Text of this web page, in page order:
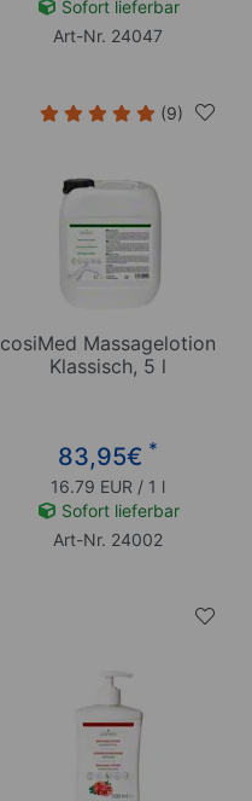
Sofort lieferbar
Art-Nr. 24047
(9)
cosiMed Massagelotion
Klassisch, 5 l
83,95€ *
16.79 EUR / 1 l
Sofort lieferbar
Art-Nr. 24002